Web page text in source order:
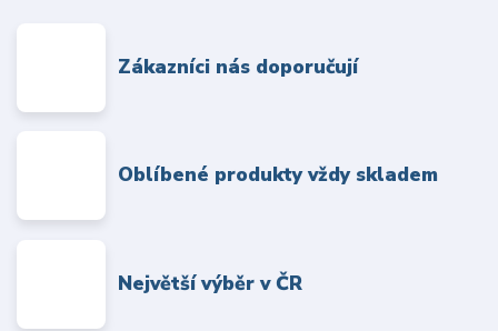
Zákazníci nás doporučují
Oblíbené produkty vždy skladem
Největší výběr v ČR